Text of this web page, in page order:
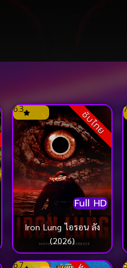
ซับไทย
Full HD
6.3
Iron Lung ไอรอน ลัง
(2026)
6.7